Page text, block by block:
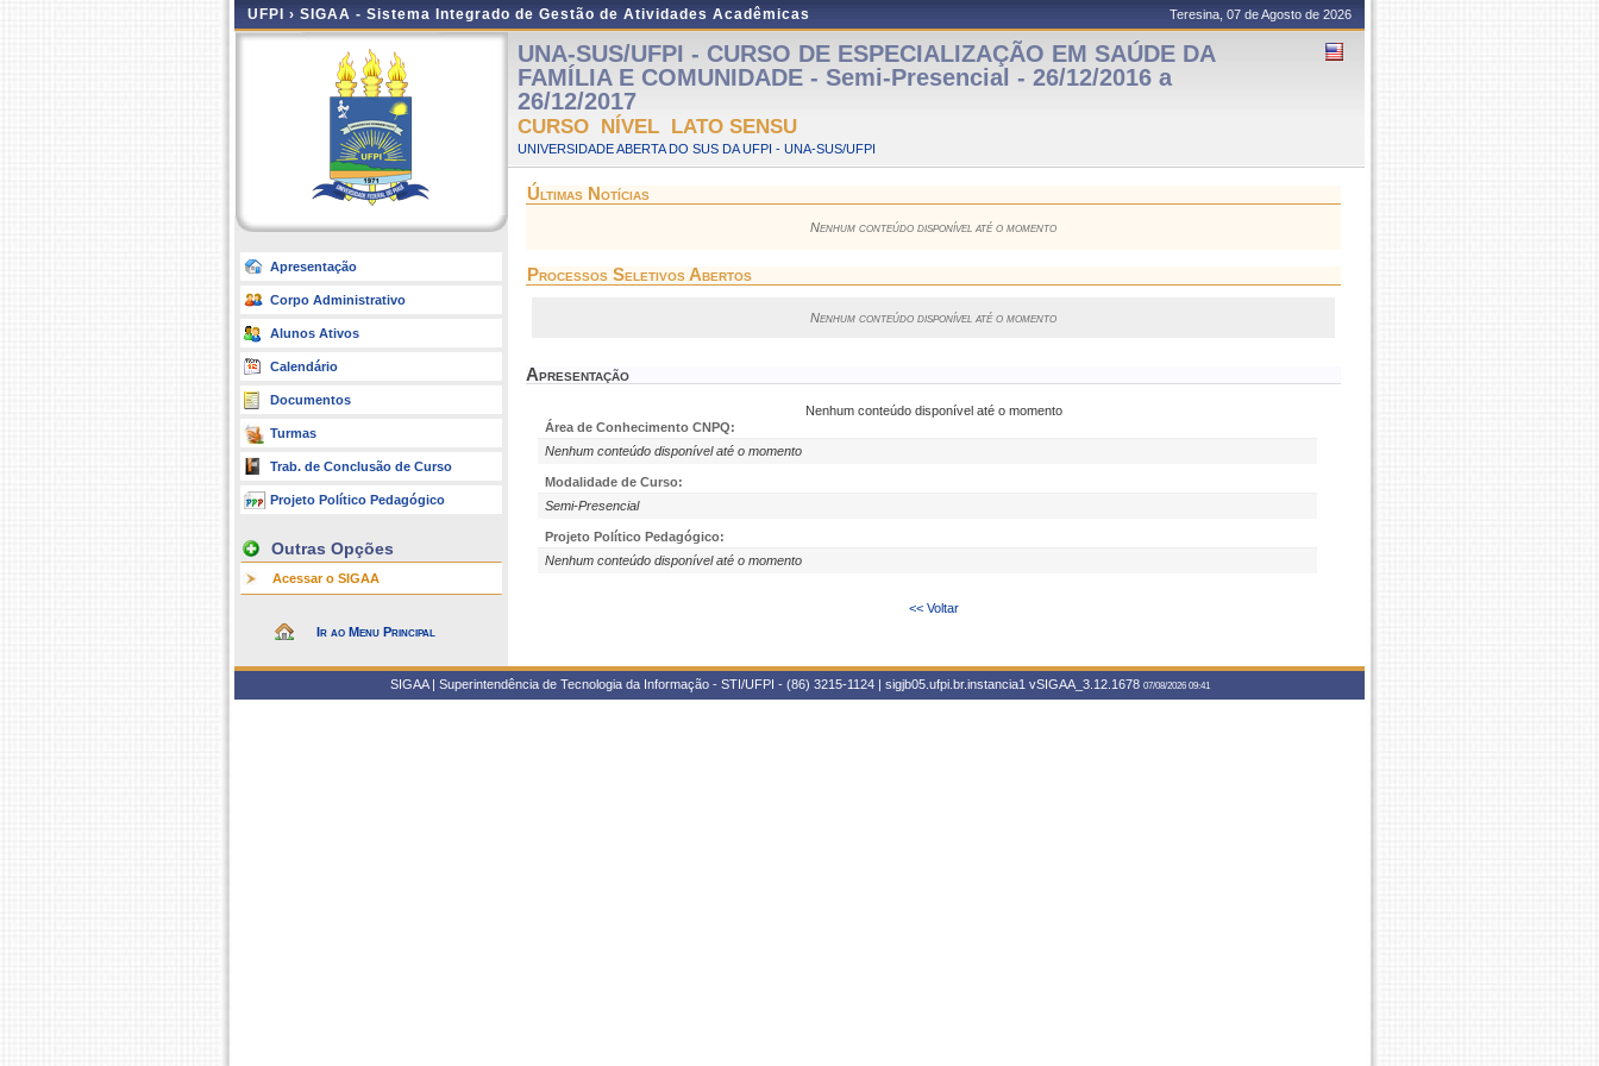
UFPI › SIGAA - Sistema Integrado de Gestão de Atividades Acadêmicas Teresina, 07 de Agosto de 2026
Apresentação
Corpo Administrativo
Alunos Ativos
Calendário
Documentos
Turmas
Trab. de Conclusão de Curso
Projeto Político Pedagógico
Outras Opções
Acessar o SIGAA
Ir ao Menu Principal
UNA-SUS/UFPI - CURSO DE ESPECIALIZAÇÃO EM SAÚDE DA
FAMÍLIA E COMUNIDADE - Semi-Presencial - 26/12/2016 a
26/12/2017
CURSO NÍVEL LATO SENSU
UNIVERSIDADE ABERTA DO SUS DA UFPI - UNA-SUS/UFPI
Últimas Notícias
Nenhum conteúdo disponível até o momento
Processos Seletivos Abertos
Nenhum conteúdo disponível até o momento
Apresentação
Nenhum conteúdo disponível até o momento
Área de Conhecimento CNPQ:
Nenhum conteúdo disponível até o momento
Modalidade de Curso:
Semi-Presencial
Projeto Político Pedagógico:
Nenhum conteúdo disponível até o momento
<< Voltar
SIGAA | Superintendência de Tecnologia da Informação - STI/UFPI - (86) 3215-1124 | sigjb05.ufpi.br.instancia1 vSIGAA_3.12.1678 07/08/2026 09:41